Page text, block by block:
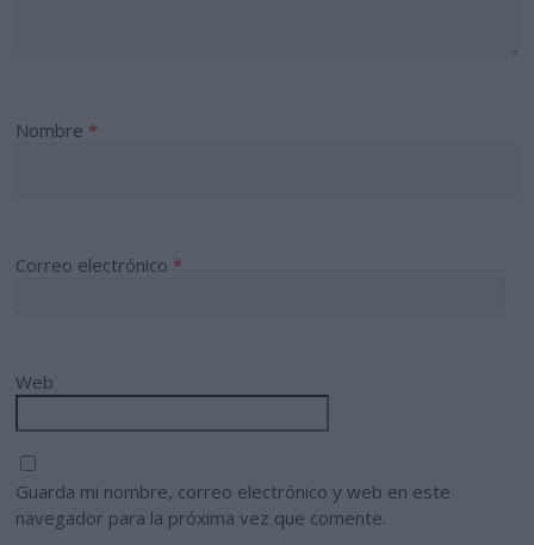
Nombre *
Correo electrónico *
Web
Guarda mi nombre, correo electrónico y web en este
navegador para la próxima vez que comente.